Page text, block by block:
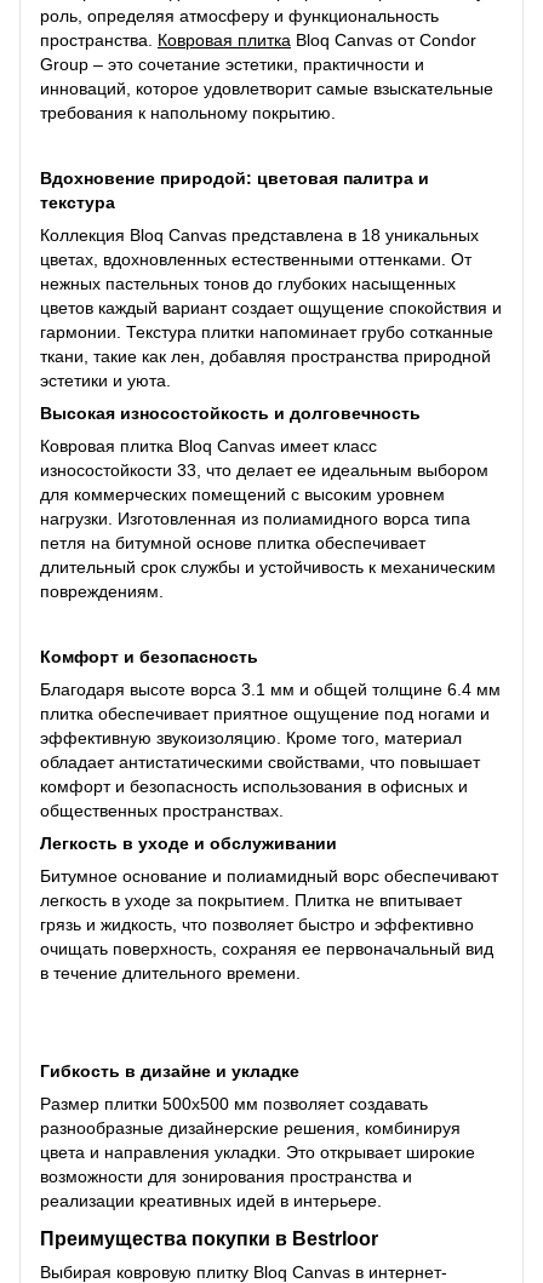
роль, определяя атмосферу и функциональность
пространства. Ковровая плитка Bloq Canvas от Condor
Group – это сочетание эстетики, практичности и
инноваций, которое удовлетворит самые взыскательные
требования к напольному покрытию.
Вдохновение природой: цветовая палитра и
текстура
Коллекция Bloq Canvas представлена ​​в 18 уникальных
цветах, вдохновленных естественными оттенками. От
нежных пастельных тонов до глубоких насыщенных
цветов каждый вариант создает ощущение спокойствия и
гармонии. Текстура плитки напоминает грубо сотканные
ткани, такие как лен, добавляя пространства природной
эстетики и уюта.
Высокая износостойкость и долговечность
Ковровая плитка Bloq Canvas имеет класс
износостойкости 33, что делает ее идеальным выбором
для коммерческих помещений с высоким уровнем
нагрузки. Изготовленная из полиамидного ворса типа
петля на битумной основе плитка обеспечивает
длительный срок службы и устойчивость к механическим
повреждениям.
Комфорт и безопасность
Благодаря высоте ворса 3.1 мм и общей толщине 6.4 мм
плитка обеспечивает приятное ощущение под ногами и
эффективную звукоизоляцию. Кроме того, материал
обладает антистатическими свойствами, что повышает
комфорт и безопасность использования в офисных и
общественных пространствах.
Легкость в уходе и обслуживании
Битумное основание и полиамидный ворс обеспечивают
легкость в уходе за покрытием. Плитка не впитывает
грязь и жидкость, что позволяет быстро и эффективно
очищать поверхность, сохраняя ее первоначальный вид
в течение длительного времени.
Гибкость в дизайне и укладке
Размер плитки 500х500 мм позволяет создавать
разнообразные дизайнерские решения, комбинируя
цвета и направления укладки. Это открывает широкие
возможности для зонирования пространства и
реализации креативных идей в интерьере.
Преимущества покупки в Bestrloor
Выбирая ковровую плитку Bloq Canvas в интернет-